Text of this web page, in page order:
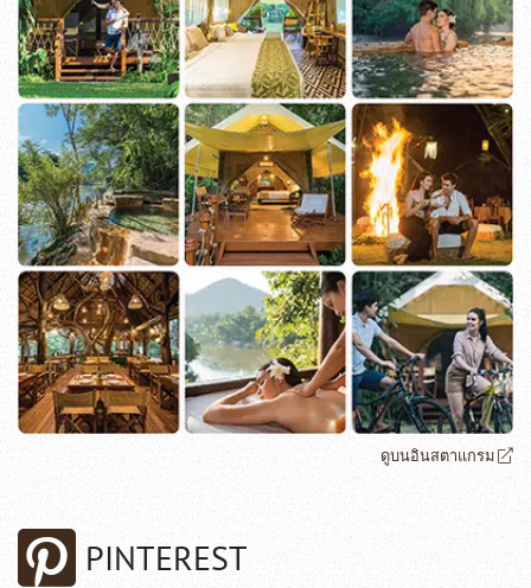
ดูบนอินสตาแกรม
PINTEREST